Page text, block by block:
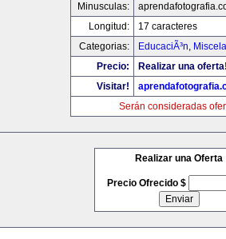
Minusculas:
Longitud:
17 caracteres
Categorias:
EducaciÃ³n,
Precio:
Realizar una
Visitar!
Serán consideradas
Realizar una Oferta
Precio Ofrecido $